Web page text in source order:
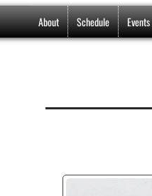
About Schedule Events